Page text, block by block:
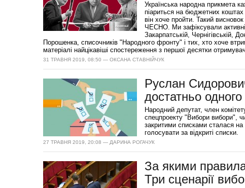
Українська народна прикмета
піариться на бюджетних
він хоче пройти. Такий
ЧЕСНО. Ми зафіксували
Закарпатській, Чернігівській,
Порошенка, списочників "Народного фронту" і тих, хто хоче
матеріалі найцікавіші спостереження з першої десятки
31 ТРАВНЯ 2019, 08:50 — ОКСАНА СТАВНІЙЧУК
Руслан
достатньо
Народний депутат, член
спецпроекту "Вибори вибори",
закритими списками сталася на
голосувати за відкриті списки.
27 ТРАВНЯ 2019, 20:08 — ДАРИНА РОГАЧУК
За якими
Три сценарії